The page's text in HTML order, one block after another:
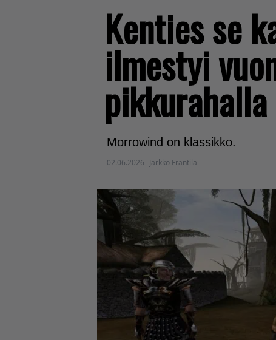
Kenties se
ilmestyi
pikkurahalla
Morrowind on klassikko.
02.06.2026 Jarkko Fräntilä